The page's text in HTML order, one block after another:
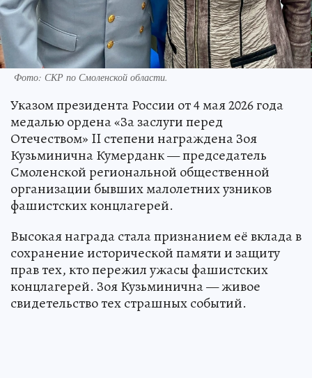
Фото: СКР по Смоленской области.
Указом президента России от 4 мая 2026 года
медалью ордена «За заслуги перед
Отечеством» II степени награждена Зоя
Кузьминична Кумерданк — председатель
Смоленской региональной общественной
организации бывших малолетних узников
фашистских концлагерей.
Высокая награда стала признанием её вклада в
сохранение исторической памяти и защиту
прав тех, кто пережил ужасы фашистских
концлагерей. Зоя Кузьминична — живое
свидетельство тех страшных событий.